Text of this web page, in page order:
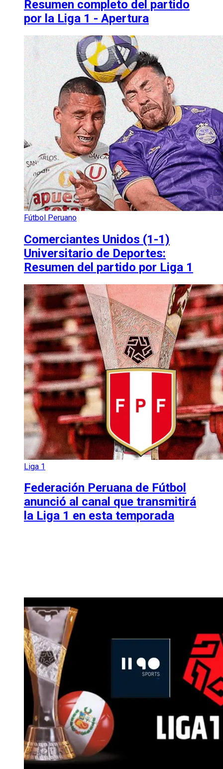
Resumen completo del partido
por la Liga 1 - Apertura
Fútbol Peruano
Comerciantes Unidos (1-1)
Universitario de Deportes:
Resumen del partido por Liga 1
Liga 1
Federación Peruana de Fútbol
anunció al canal que transmitirá
la Liga 1 en esta temporada